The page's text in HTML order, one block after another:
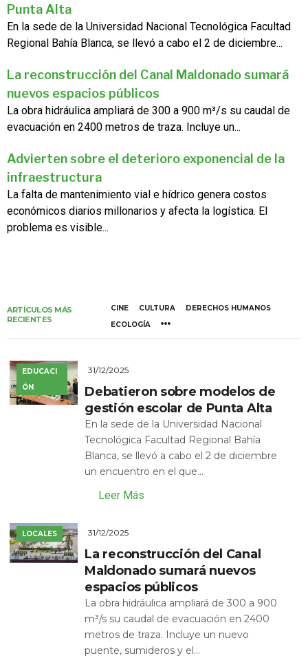
Punta Alta
En la sede de la Universidad Nacional Tecnológica Facultad
Regional Bahía Blanca, se llevó a cabo el 2 de diciembre...
La reconstrucción del Canal Maldonado sumará
nuevos espacios públicos
La obra hidráulica ampliará de 300 a 900 m³/s su caudal de
evacuación en 2400 metros de traza. Incluye un...
Advierten sobre el deterioro exponencial de la
infraestructura
La falta de mantenimiento vial e hídrico genera costos
económicos diarios millonarios y afecta la logística. El
problema es visible...
ARTÍCULOS MÁS
RECIENTES
CINE CULTURA
DERECHOS HUMANOS
ECOLOGÍA
EDUCACI
ÓN
31/12/2025
Debatieron sobre modelos de
gestión escolar de Punta Alta
En la sede de la Universidad Nacional
Tecnológica Facultad Regional Bahía
Blanca, se llevó a cabo el 2 de diciembre
un encuentro en el que...
Leer Más
LOCALES 31/12/2025
La reconstrucción del Canal
Maldonado sumará nuevos
espacios públicos
La obra hidráulica ampliará de 300 a 900
m³/s su caudal de evacuación en 2400
metros de traza. Incluye un nuevo
puente, sumideros y el...